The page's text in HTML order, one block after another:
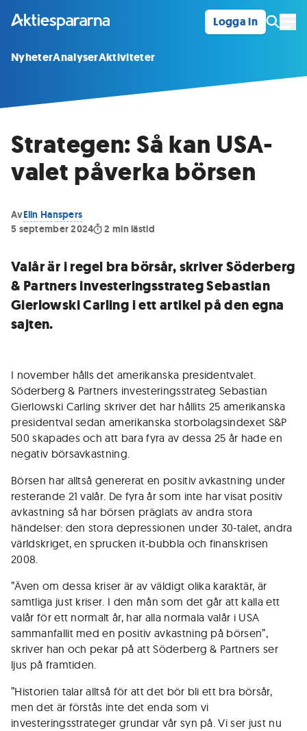
Logga in
NyheterAnalyserAktiviteter
Strategen: Så kan USA-
valet påverka börsen
AvElin Hanspers
5 september 2024
2 min lästid
Valår är i regel bra börsår, skriver Söderberg
& Partners investeringsstrateg Sebastian
Gierlowski Carling i ett artikel på den egna
sajten.
I november hålls det amerikanska presidentvalet.
Söderberg & Partners investeringsstrateg Sebastian
Gierlowski Carling skriver det har hållits 25 amerikanska
presidentval sedan amerikanska storbolagsindexet S&P
500 skapades och att bara fyra av dessa 25 år hade en
negativ börsavkastning.
Börsen har alltså genererat en positiv avkastning under
resterande 21 valår. De fyra år som inte har visat positiv
avkastning så har börsen präglats av andra stora
händelser: den stora depressionen under 30-talet, andra
världskriget, en sprucken it-bubbla och finanskrisen
2008.
”Även om dessa kriser är av väldigt olika karaktär, är
samtliga just kriser. I den mån som det går att kalla ett
valår för ett normalt år, har alla normala valår i USA
sammanfallit med en positiv avkastning på börsen”,
skriver han och pekar på att Söderberg & Partners ser
ljus på framtiden.
”Historien talar alltså för att det bör bli ett bra börsår,
men det är förstås inte det enda som vi
investeringsstrateger grundar vår syn på. Vi ser just nu